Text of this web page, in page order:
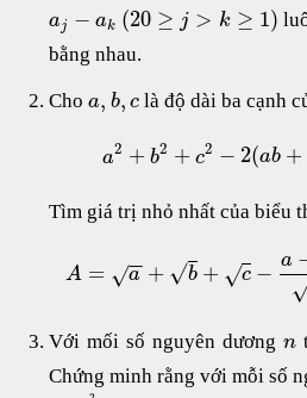
aj − ak (20 ≥ j > k ≥ 1)
bằng nhau.
Choa, b, clà độ dài ba cạnh
a2 + b2 + c2 − 2(ab +
Tìm giá trị nhỏ nhất của biểu
A = a
−
−
√ + b
√ + c
√ − a
Với mối số nguyên dương n
Chứng minh rằng với mỗi số